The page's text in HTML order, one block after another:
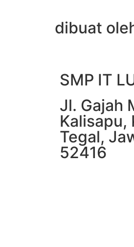
dibuat
SMP IT
Jl. Gajah
Kalisapu,
Tegal,
52416